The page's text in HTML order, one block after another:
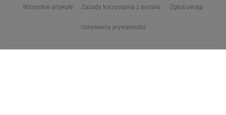
Wszystkie artykuły Zasady korzystania z portalu Zgłoś uwagi
Ustawienia prywatności